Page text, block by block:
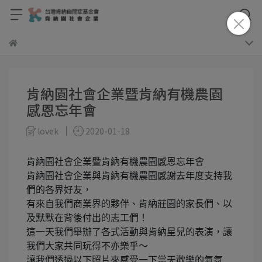
肯納園社會企業暨肯納有機農園
感恩忘年會
lovek 2020-01-18
肯納園社會企業暨肯納有機農園感恩忘年會
肯納園社會企業與肯納有機農園感謝去年度支持我
們的各界好友，
有來自我們商業界的夥伴、肯納莊園的家長們、以
及默默在背後付出的志工們！
這一天我們舉辦了各式活動與肯納星兒的表演，讓
我們大家共同玩得不亦樂乎～
讓我們透過以下照片來感受一下當天歡樂的氣氛